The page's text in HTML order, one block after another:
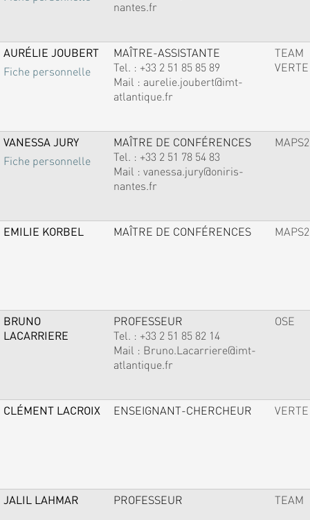
nantes.fr
AURÉLIE JOUBERT
Fiche personnelle
MAÎTRE-ASSISTANTE
Tel. : +33 2 51 85 85 89
Mail : aurelie.joubert@imt-
atlantique.fr
TEAM
VERTE
VANESSA JURY
Fiche personnelle
MAÎTRE DE CONFÉRENCES
Tel. : +33 2 51 78 54 83
Mail : vanessa.jury@oniris-
nantes.fr
MAPS2
EMILIE KORBEL MAÎTRE DE CONFÉRENCES MAPS2
BRUNO
LACARRIERE
PROFESSEUR
Tel. : +33 2 51 85 82 14
Mail : Bruno.Lacarriere@imt-
atlantique.fr
OSE
CLÉMENT LACROIX ENSEIGNANT-CHERCHEUR VERTE
JALIL LAHMAR PROFESSEUR TEAM